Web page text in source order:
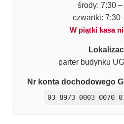
środy: 7:30
czwartki: 7:30
W piątki kasa
parter budynku
Nr konta dochodowego
03 8973 0003 0070